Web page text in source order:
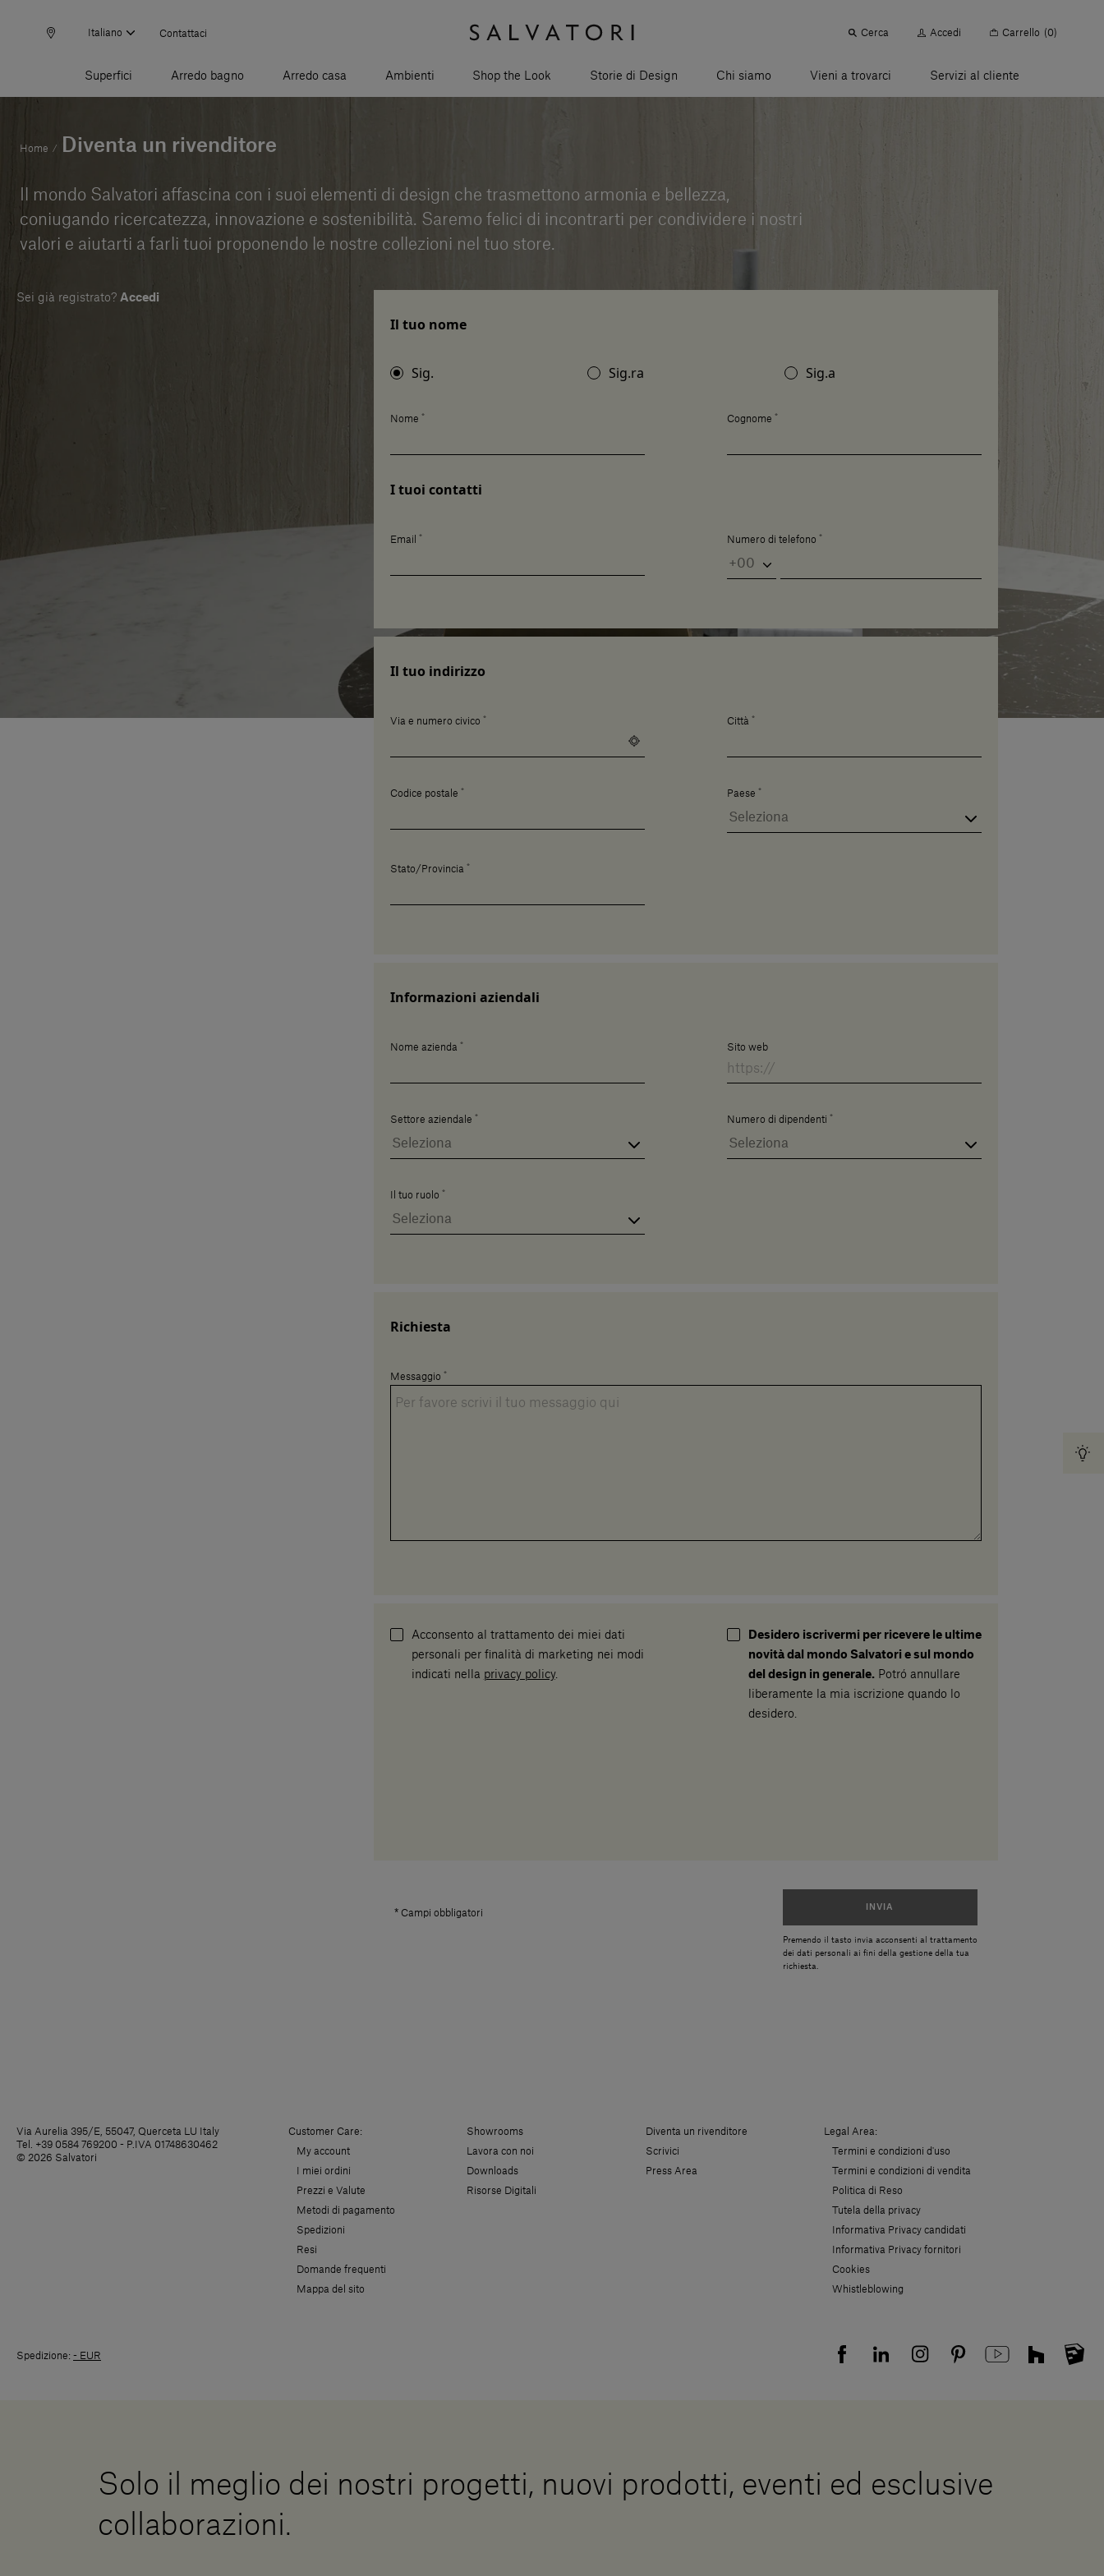
Italiano Contattaci Cerca Accedi Carrello (0)
Superfici Arredo bagno Arredo casa Ambienti Shop the Look Storie di Design Chi siamo Vieni a trovarci Servizi al cliente
Home / Diventa un rivenditore
Il mondo Salvatori affascina con i suoi elementi di design che trasmettono armonia e bellezza,
coniugando ricercatezza, innovazione e sostenibilità. Saremo felici di incontrarti per condividere i nostri
valori e aiutarti a farli tuoi proponendo le nostre collezioni nel tuo store.
Sei già registrato? Accedi
Il tuo nome
Sig. Sig.ra Sig.a
Nome * Cognome *
I tuoi contatti
Email * Numero di telefono *
Il tuo indirizzo
Via e numero civico * Città *
Codice postale * Paese *
Stato/Provincia *
Informazioni aziendali
Nome azienda * Sito web
Settore aziendale * Numero di dipendenti *
Il tuo ruolo *
Richiesta
Messaggio *
Acconsento al trattamento dei miei dati
personali per finalità di marketing nei modi
indicati nella privacy policy.
Desidero iscrivermi per ricevere le ultime
novità dal mondo Salvatori e sul mondo
del design in generale.Potró annullare
liberamente la mia iscrizione quando lo
desidero.
* Campi obbligatori
INVIA
Premendo il tasto invia acconsenti al trattamento
dei dati personali ai fini della gestione della tua
richiesta.
Via Aurelia 395/E, 55047, Querceta LU Italy
Tel. +39 0584 769200 - P.IVA 01748630462
© 2026 Salvatori
Customer Care:
My account
I miei ordini
Prezzi e Valute
Metodi di pagamento
Spedizioni
Resi
Domande frequenti
Mappa del sito
Showrooms
Lavora con noi
Downloads
Risorse Digitali
Diventa un rivenditore
Scrivici
Press Area
Legal Area:
Termini e condizioni d'uso
Termini e condizioni di vendita
Politica di Reso
Tutela della privacy
Informativa Privacy candidati
Informativa Privacy fornitori
Cookies
Whistleblowing
Spedizione: - EUR
Solo il meglio dei nostri progetti, nuovi prodotti, eventi ed esclusive
collaborazioni.